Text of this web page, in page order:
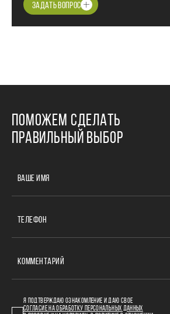
ЗАДАТЬ ВОПРОС
ПОМОЖЕМ СДЕЛАТЬ
ПРАВИЛЬНЫЙ ВЫБОР
ВАШЕ ИМЯ
ТЕЛЕФОН
КОММЕНТАРИЙ
Я ПОДТВЕРЖДАЮ ОЗНАКОМЛЕНИЕ И ДАЮ СВОЕ
СОГЛАСИЕ НА ОБРАБОТКУ ПЕРСОНАЛЬНЫХ ДАННЫХ